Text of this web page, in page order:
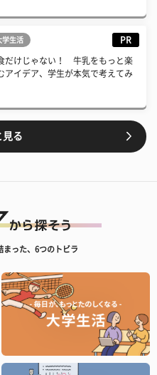
学生活 PR
だけじゃない！ 牛乳をもっと楽
アイデア、学生が本気で考えてみ
見る
まった、6つのトビラ